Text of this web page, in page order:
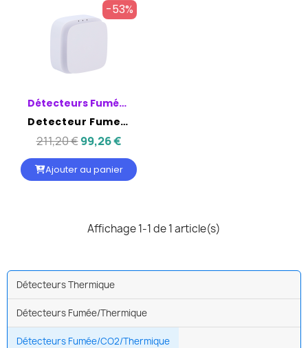
Détecteurs Thermique
Détecteurs Fumée/Thermique
Détecteurs Fumée/CO2/Thermique
-53%
Détecteurs Fumée/CO2/Thermique
Detecteur Fumee-CO2-Chaleur - AJAX
211,20 € 99,26 €
Ajouter au panier
Affichage 1-1 de 1 article(s)